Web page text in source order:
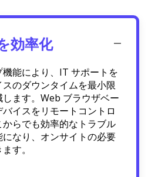
効率化
能により、IT サポートを
のダウンタイムを最小限
ます。Web ブラウザベー
イスをリモートコントロ
らでも効率的なトラブル
なり、オンサイトの必要
す。